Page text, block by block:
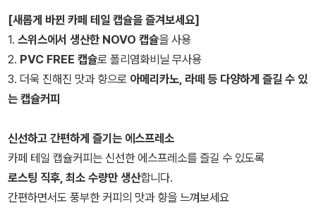
[새롭게 바뀐 카페 테일 캡슐을 즐겨보세요]
1. 스위스에서 생산한 NOVO 캡슐을 사용
2. PVC FREE 캡슐로 폴리염화비닐 무사용
3. 더욱 진해진 맛과 향으로 아메리카노, 라떼 등 다양하게 즐길 수 있
는 캡슐커피
신선하고 간편하게 즐기는 에스프레소
카페 테일 캡슐커피는 신선한 에스프레소를 즐길 수 있도록
로스팅 직후, 최소 수량만 생산합니다.
간편하면서도 풍부한 커피의 맛과 향을 느껴보세요